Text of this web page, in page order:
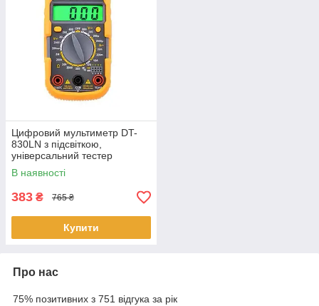
Цифровий мультиметр DT-
830LN з підсвіткою,
універсальний тестер
напруги та опору до 600 В,
електронний прилад
В наявності
383 ₴ 765 ₴
Купити
Про нас
75% позитивних з 751 відгука за рік